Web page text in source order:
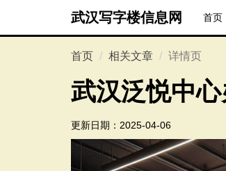
武汉写字楼信息网 首页
首页 相关文章 详情页
武汉泛悦中
更新日期： 2025-04-06